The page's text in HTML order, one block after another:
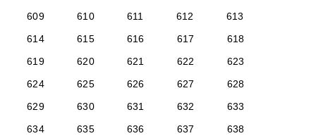
609
610 611 612
613
614
615 616 617
618
619
620 621 622
623
624
625 626 627
628
629
630 631 632
633
634
635 636 637
638